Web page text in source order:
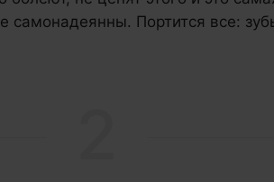
самонадеянны. Портится все: